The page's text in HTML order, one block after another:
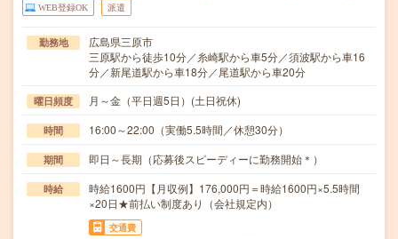
WEB登録OK 派遣
勤務地
広島県三原市
三原駅から徒歩10分／糸崎駅から車5分／須波駅から車16
分／新尾道駅から車18分／尾道駅から車20分
曜日頻度 月～金（平日週5日）(土日祝休)
時間 16:00～22:00（実働5.5時間／休憩30分）
期間 即日～長期（応募後スピーディーに勤務開始＊）
時給
時給1600円【月収例】176,000円＝時給1600円×5.5時間
×20日★前払い制度あり（会社規定内）
交通費